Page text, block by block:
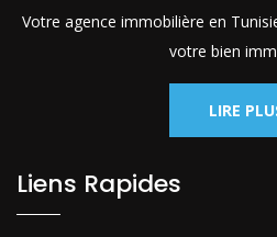
Votre agence immobilière en
votre bien
LIRE
Liens Rapides